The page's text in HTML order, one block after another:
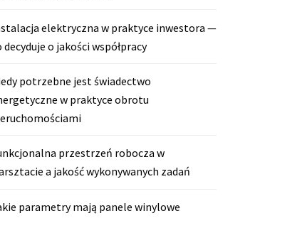
elektryczna w praktyce inwestora —
decyduje o jakości współpracy
potrzebne jest świadectwo
w praktyce obrotu
przestrzeń robocza w
a jakość wykonywanych zadań
parametry mają panele winylowe